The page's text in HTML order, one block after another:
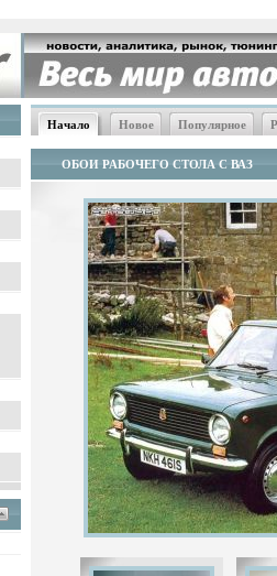
Начало Новое Популярное
ОБОИ РАБОЧЕГО СТОЛА С ВАЗ